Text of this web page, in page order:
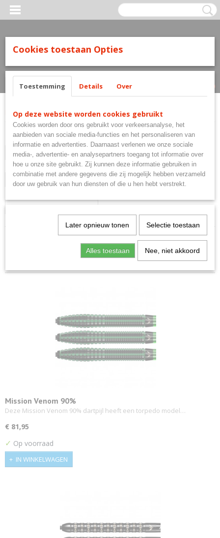
Inloggen Registreren
(0)
Home >Steeltip>Mission Dartpijlen
Gewicht
Selecteer 1 of meerdere
opties
Barrel
Selecteer 1 of meerdere
Sorteer op:
Mission Venom 90%
Deze Mission Venom 90% dartpijl heeft een torpedo model…
€ 81,95
✓ Op voorraad
IN WINKELWAGEN
Cookies toestaan Opties
Toestemming Details Over
Op deze website worden cookies gebruikt
Cookies worden door ons gebruikt voor verkeersanalyse, het
aanbieden van sociale media-functies en het personaliseren van
informatie en advertenties. Daarnaast verlenen we onze sociale
media-, advertentie- en analysepartners toegang tot informatie over
hoe u onze site gebruikt. Zij kunnen deze informatie gebruiken in
combinatie met andere gegevens die zij mogelijk hebben verzameld
door uw gebruik van hun diensten of die u hen hebt verstrekt.
Later opnieuw tonen Selectie toestaan
Alles toestaan Nee, niet akkoord